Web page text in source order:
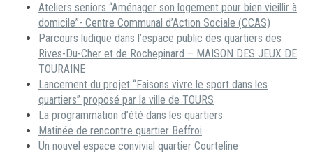
Ateliers seniors “Aménager son logement pour bien vieillir à
domicile”- Centre Communal d’Action Sociale (CCAS)
Parcours ludique dans l’espace public des quartiers des
Rives-Du-Cher et de Rochepinard – MAISON DES JEUX DE
TOURAINE
Lancement du projet “Faisons vivre le sport dans les
quartiers” proposé par la ville de TOURS
La programmation d’été dans les quartiers
Matinée de rencontre quartier Beffroi
Un nouvel espace convivial quartier Courteline